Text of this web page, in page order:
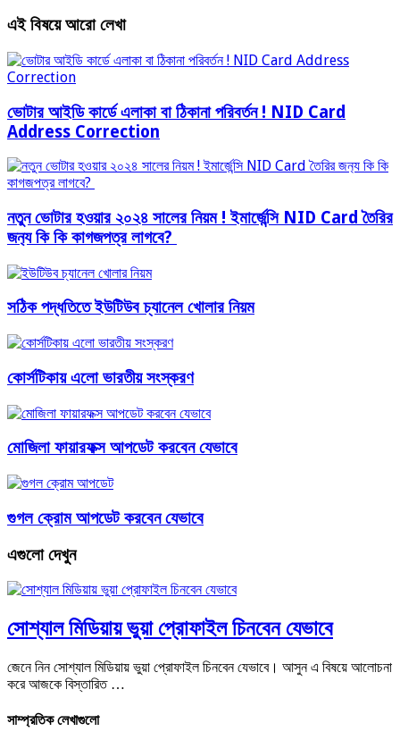
এই বিষয়ে আরো লেখা
ভোটার আইডি কার্ডে এলাকা বা ঠিকানা পরিবর্তন ! NID Card
Address Correction
নতুন ভোটার হওয়ার ২০২৪ সালের নিয়ম ! ইমার্জেন্সি NID Card তৈরির
জন‍্য কি কি কাগজপত্র লাগবে?
সঠিক পদ্ধতিতে ইউটিউব চ্যানেল খোলার নিয়ম
কোর্সটিকায় এলো ভারতীয় সংস্করণ
মোজিলা ফায়ারফক্স আপডেট করবেন যেভাবে
গুগল ক্রোম আপডেট করবেন যেভাবে
এগুলো দেখুন
সোশ্যাল মিডিয়ায় ভুয়া প্রোফাইল চিনবেন যেভাবে
জেনে নিন সোশ্যাল মিডিয়ায় ভুয়া প্রোফাইল চিনবেন যেভাবে। আসুন এ বিষয়ে আলোচনা
করে আজকে বিস্তারিত …
সাম্প্রতিক লেখাগুলো